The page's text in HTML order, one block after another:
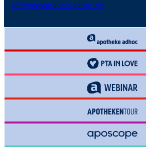
info@gesundheit-adhoc.de